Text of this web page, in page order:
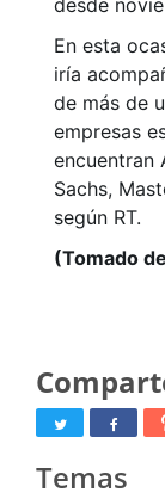
desde
En esta
iría
de más de
empresas
encuentran
Sachs,
según RT.
(Tomado
Temas